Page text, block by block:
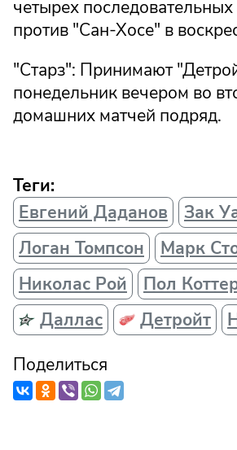
четырех
против "Сан-Хосе" в
"Старз": Принимают
понедельник вечером во
домашних матчей подряд.
Теги:
Евгений Даданов
Зак
Логан Томпсон
Марк
Николас Рой
Пол
Даллас
Детройт
Поделиться